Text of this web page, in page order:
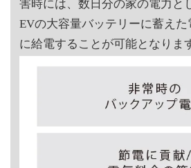
EVの大容量バッテリーに蓄え
に給電することが可能となりま